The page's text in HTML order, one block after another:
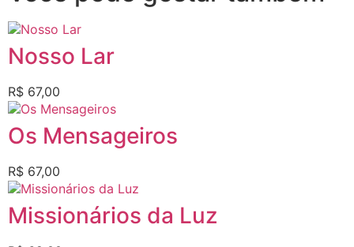
Nosso Lar
R$ 67,00
Os Mensageiros
R$ 67,00
Missionários da Luz